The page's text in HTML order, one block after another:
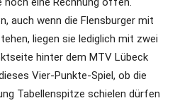
auch wenn die Flensburger mit
liegen sie lediglich mit zwei
hinter dem MTV Lübeck
Vier-Punkte-Spiel, ob die
Tabellenspitze schielen dürfen